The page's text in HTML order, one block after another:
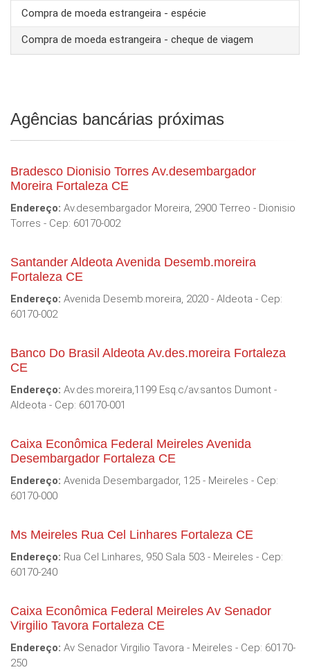
Compra de moeda estrangeira - espécie
Compra de moeda estrangeira - cheque de viagem
Agências bancárias próximas
Bradesco Dionisio Torres Av.desembargador
Moreira Fortaleza CE
Endereço: Av.desembargador Moreira, 2900 Terreo - Dionisio
Torres - Cep: 60170-002
Santander Aldeota Avenida Desemb.moreira
Fortaleza CE
Endereço: Avenida Desemb.moreira, 2020 - Aldeota - Cep:
60170-002
Banco Do Brasil Aldeota Av.des.moreira Fortaleza
CE
Endereço: Av.des.moreira,1199 Esq.c/av.santos Dumont -
Aldeota - Cep: 60170-001
Caixa Econômica Federal Meireles Avenida
Desembargador Fortaleza CE
Endereço: Avenida Desembargador, 125 - Meireles - Cep:
60170-000
Ms Meireles Rua Cel Linhares Fortaleza CE
Endereço: Rua Cel Linhares, 950 Sala 503 - Meireles - Cep:
60170-240
Caixa Econômica Federal Meireles Av Senador
Virgilio Tavora Fortaleza CE
Endereço: Av Senador Virgilio Tavora - Meireles - Cep: 60170-
250